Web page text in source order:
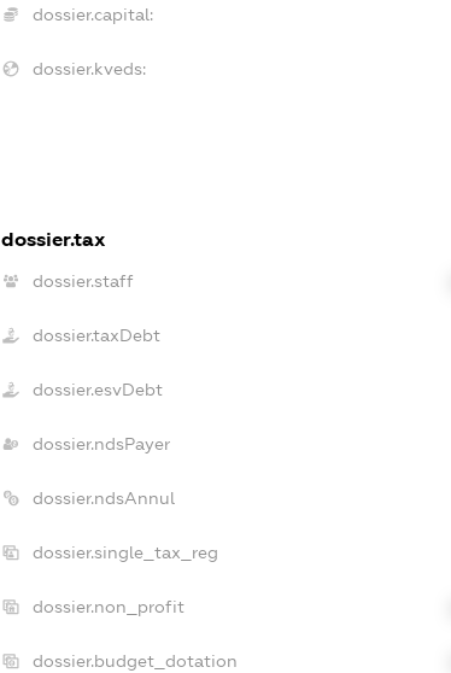
dossier.capital:
dossier.kveds:
dossier.tax
dossier.staff
dossier.taxDebt
dossier.esvDebt
dossier.ndsPayer
dossier.ndsAnnul
dossier.single_tax_reg
dossier.non_profit
dossier.budget_dotation